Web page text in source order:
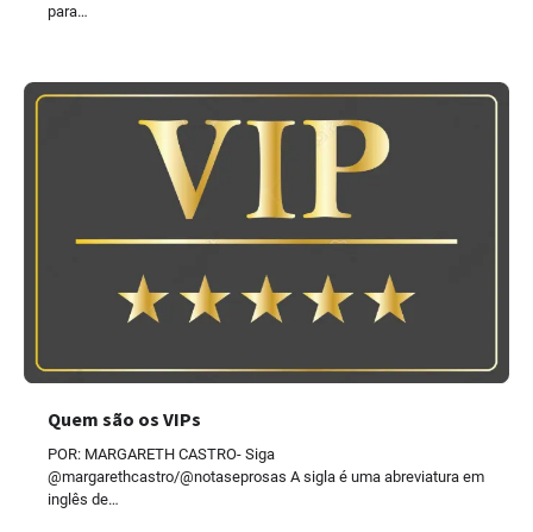
para…
Quem são os VIPs
POR: MARGARETH CASTRO- Siga
@margarethcastro/@notaseprosas A sigla é uma abreviatura em
inglês de…